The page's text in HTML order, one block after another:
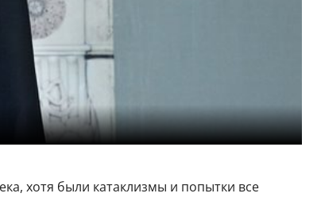
хотя были катаклизмы и попытки все